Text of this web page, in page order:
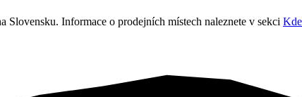
Slovensku. Informace o prodejních místech naleznete v sekci Kde